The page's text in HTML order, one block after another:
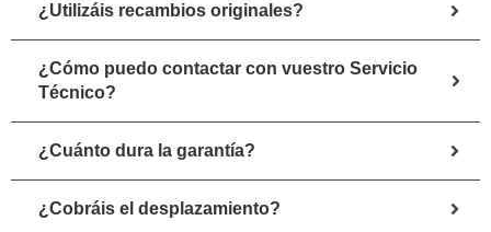
¿Utilizáis recambios originales?
¿Cómo puedo contactar con vuestro Servicio
Técnico?
¿Cuánto dura la garantía?
¿Cobráis el desplazamiento?